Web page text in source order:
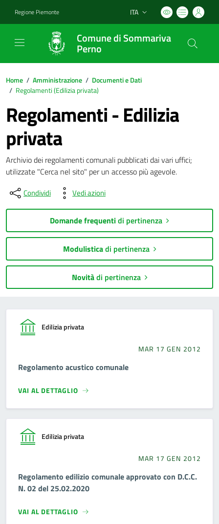
Regione Piemonte Lingua attiva:
ITA
Comune di Sommariva
Perno
Home / Amministrazione / Documenti e Dati
/ Regolamenti (Edilizia privata)
Regolamenti - Edilizia
privata
Archivio dei regolamenti comunali pubblicati dai vari uffici;
utilizzate "Cerca nel sito" per un accesso più agevole.
Condividi Vedi azioni
Domande frequentidi pertinenza
Modulisticadi pertinenza
Novitàdi pertinenza
Edilizia privata
MAR 17 GEN 2012
Regolamento acustico comunale
VAI AL DETTAGLIO
Edilizia privata
MAR 17 GEN 2012
Regolamento edilizio comunale approvato con D.C.C.
N. 02 del 25.02.2020
VAI AL DETTAGLIO